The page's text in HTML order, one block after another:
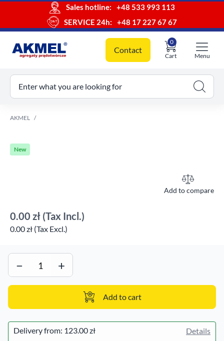
Sales hotline:
+48 533 993 113
SERVICE 24h:
+48 17 227 67 67
Contact
Cart
0
cart
Menu
Enter what you are looking for
AKMEL
New
Add to compare
0.00 zł (Tax Incl.)
0.00 zł (Tax Excl.)
− +
Add to cart
Delivery from: 123.00 zł
Details